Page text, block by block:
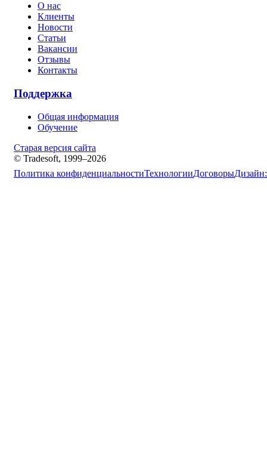
О нас
Клиенты
Новости
Статьи
Вакансии
Отзывы
Контакты
Поддержка
Общая информация
Обучение
Старая версия сайта
© Tradesoft, 1999–2026
Политика конфиденциальностиТехнологииДоговорыДизайн: